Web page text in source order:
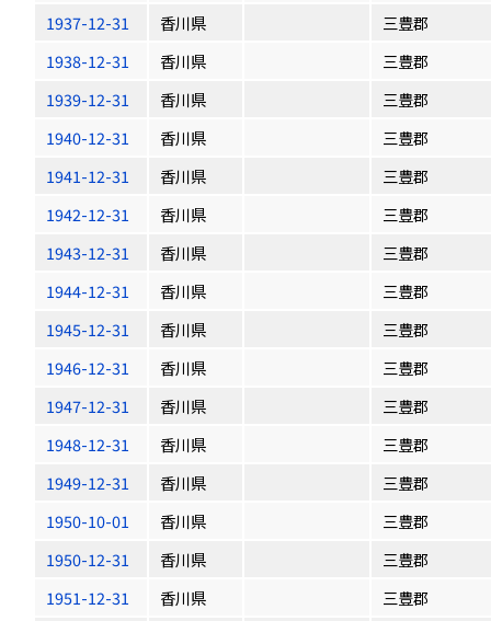
1937-12-31
香川県
三豊郡
1938-12-31
香川県
三豊郡
1939-12-31
香川県
三豊郡
1940-12-31
香川県
三豊郡
1941-12-31
香川県
三豊郡
1942-12-31
香川県
三豊郡
1943-12-31
香川県
三豊郡
1944-12-31
香川県
三豊郡
1945-12-31
香川県
三豊郡
1946-12-31
香川県
三豊郡
1947-12-31
香川県
三豊郡
1948-12-31
香川県
三豊郡
1949-12-31
香川県
三豊郡
1950-10-01
香川県
三豊郡
1950-12-31
香川県
三豊郡
1951-12-31
香川県
三豊郡